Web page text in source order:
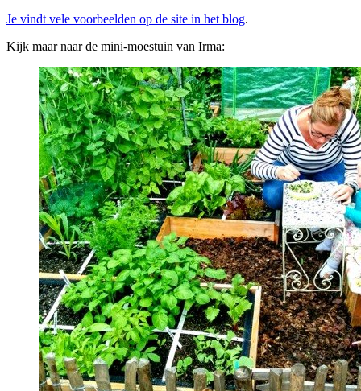
Je vindt vele voorbeelden op de site in het blog.
Kijk maar naar de mini-moestuin van Irma: